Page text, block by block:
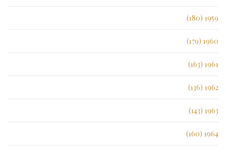
1959 (180)
1960 (179)
1961 (163)
1962 (136)
1963 (143)
1964 (160)